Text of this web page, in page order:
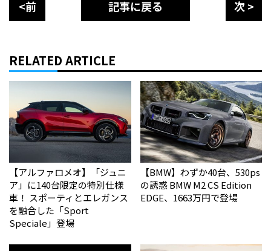
<前 記事に戻る 次 >
RELATED ARTICLE
【アルファロメオ】「ジュニ
ア」に140台限定の特別仕様
車！ スポーティとエレガンス
を融合した「Sport
Speciale」登場
【BMW】わずか40台、530ps
の誘惑 BMW M2 CS Edition
EDGE、1663万円で登場